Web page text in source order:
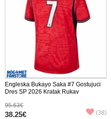
Engleska Bukayo Saka #7 Gostujuci
Dres SP 2026 Kratak Rukav
95.63€
38.25€ (38)